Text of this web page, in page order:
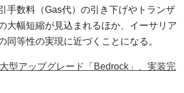
手数料（Gas代）の引き下げやトランザ
大幅短縮が見込まれるほか、イーサリア
同等性の実現に近づくことになる。
型アップグレード「Bedrock」、実装完